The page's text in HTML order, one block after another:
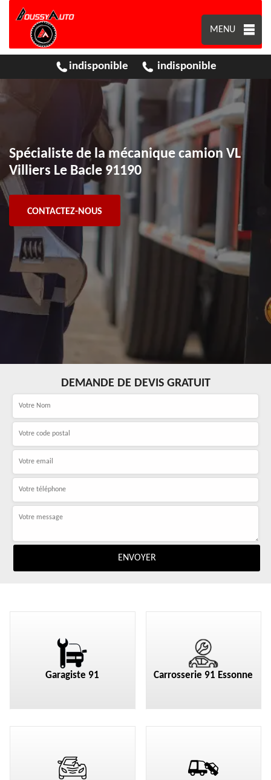
MENU
indisponible indisponible
Spécialiste de la mécanique camion VL
Villiers Le Bacle 91190
CONTACTEZ-NOUS
DEMANDE DE DEVIS GRATUIT
Garagiste 91 Carrosserie 91 Essonne